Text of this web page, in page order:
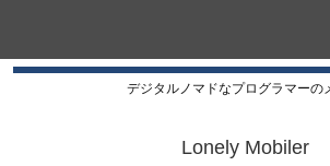
デジタルノマドなプログラマーの
Lonely Mobiler